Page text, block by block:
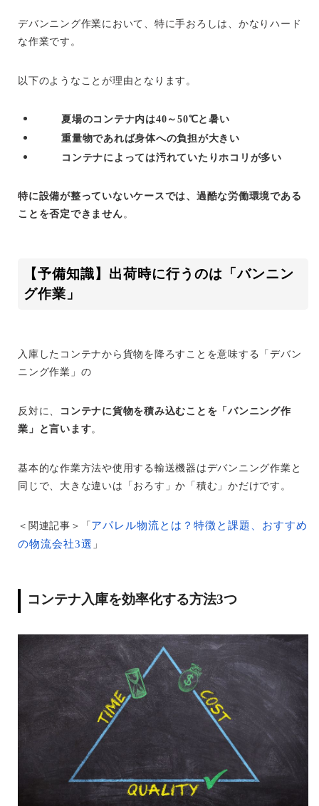
デバンニング作業において、特に手おろしは、かなりハード
な作業です。
以下のようなことが理由となります。
夏場のコンテナ内は40～50℃と暑い
重量物であれば身体への負担が大きい
コンテナによっては汚れていたりホコリが多い
特に設備が整っていないケースでは、過酷な労働環境である
ことを否定できません 。
【予備知識】出荷時に行うのは「バンニン
グ作業」
入庫したコンテナから貨物を降ろすことを意味する「デバン
ニング作業」の
反対に、
コンテナに貨物を積み込むことを「バンニング作
業」と言います。
基本的な作業方法や使用する輸送機器はデバンニング作業と
同じで、大きな違いは「おろす」か「積む」かだけです。
＜関連記事＞「 アパレル物流とは？特徴と課題、おすすめ
の物流会社3選 」
コンテナ入庫を効率化する方法3つ